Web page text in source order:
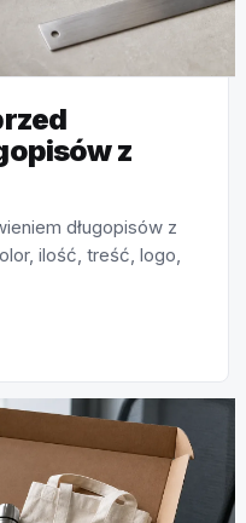
z
długopisów z
ilość, treść, logo,